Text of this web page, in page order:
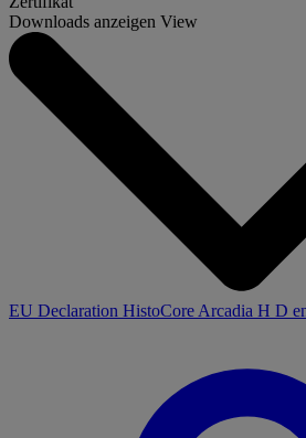
Downloads anzeigen View
EU Declaration HistoCore Arcadia H D